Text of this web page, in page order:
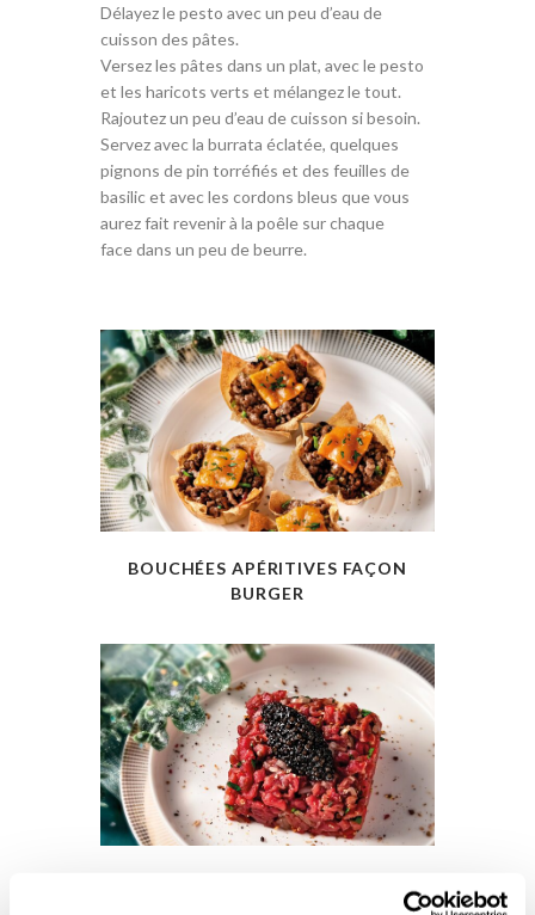
Délayez le pesto avec un peu d’eau de
cuisson des pâtes.
Versez les pâtes dans un plat, avec le pesto
et les haricots verts et mélangez le tout.
Rajoutez un peu d’eau de cuisson si besoin.
Servez avec la burrata éclatée, quelques
pignons de pin torréfiés et des feuilles de
basilic et avec les cordons bleus que vous
aurez fait revenir à la poêle sur chaque
face dans un peu de beurre.
BOUCHÉES APÉRITIVES FAÇON
BURGER